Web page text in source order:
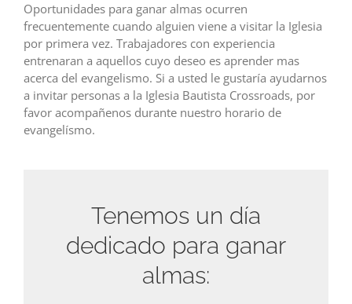
Oportunidades para ganar almas ocurren
frecuentemente cuando alguien viene a visitar la Iglesia
por primera vez. Trabajadores con experiencia
entrenaran a aquellos cuyo deseo es aprender mas
acerca del evangelismo. Si a usted le gustaría ayudarnos
a invitar personas a la Iglesia Bautista Crossroads, por
favor acompañenos durante nuestro horario de
evangelísmo.
Tenemos un día
dedicado para ganar
almas: